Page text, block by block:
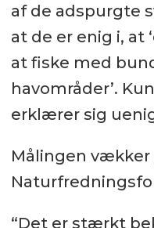
af de adspurgte
at de er enig i,
at fiske med
havområder’.
erklærer sig
Målingen
“Det er stærkt